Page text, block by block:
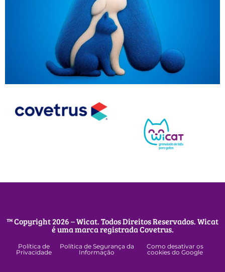
™ Copyright 2026 – Wicat. Todos Direitos Reservados. Wicat
é uma marca registrada Covetrus.
Política de
Privacidade
Política de Segurança da
Informação
Como desativar os
cookies do Google